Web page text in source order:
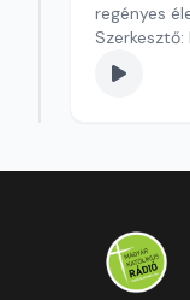
regényes
Szerkesztő: